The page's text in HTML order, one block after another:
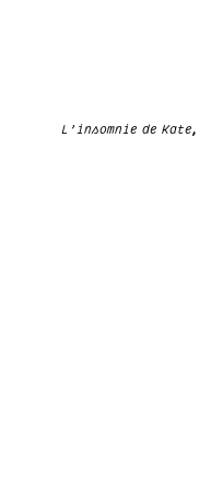
L’insomnie de Kate,